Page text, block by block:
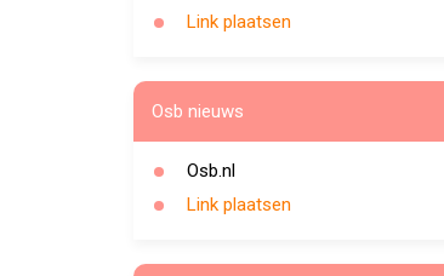
Link plaatsen
Osb nieuws
Osb.nl
Link plaatsen